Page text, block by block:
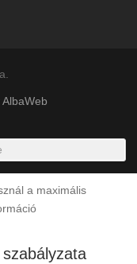
AlbaWeb
a maximális